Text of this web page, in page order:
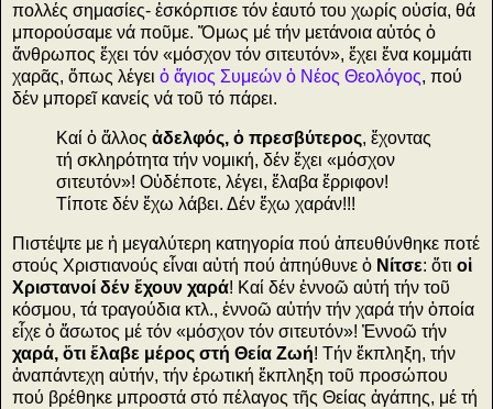
πολλές σημασίες- ἐσκόρπισε τόν ἑαυτό του χωρίς οὐσία, θά
μπορούσαμε νά ποῦμε. Ὅμως μέ τήν μετάνοια αὐτός ὁ
ἄνθρωπος ἔχει τόν «μόσχον τόν σιτευτόν», ἔχει ἕνα κομμάτι
χαρᾶς, ὅπως λέγει ὁ ἅγιος Συμεών ὁ Νέος Θεολόγος, πού
δέν μπορεῖ κανείς νά τοῦ τό πάρει.
Καί ὁ ἄλλος ἀδελφός, ὁ πρεσβύτερος, ἔχοντας
τή σκληρότητα τήν νομική, δέν ἔχει «μόσχον
σιτευτόν»! Οὐδέποτε, λέγει, ἔλαβα ἔρριφον!
Τίποτε δέν ἔχω λάβει. Δέν ἔχω χαράν!!!
Πιστέψτε με ἡ μεγαλύτερη κατηγορία πού ἀπευθύνθηκε ποτέ
στούς Χριστιανούς εἶναι αὐτή πού ἀπηύθυνε ὁ Νίτσε: ὅτι οἱ
Χριστανοί δέν ἔχουν χαρά! Καί δέν ἐννοῶ αὐτή τήν τοῦ
κόσμου, τά τραγούδια κτλ., ἐννοῶ αὐτήν τήν χαρά τήν ὁποία
εἶχε ὁ ἄσωτος μέ τόν «μόσχον τόν σιτευτόν»! Ἐννοῶ τήν
χαρά, ὅτι ἔλαβε μέρος στή Θεία Ζωή! Τήν ἔκπληξη, τήν
ἀναπάντεχη αὐτήν, τήν ἐρωτική ἔκπληξη τοῦ προσώπου
πού βρέθηκε μπροστά στό πέλαγος τῆς Θείας ἀγάπης, μέ τή